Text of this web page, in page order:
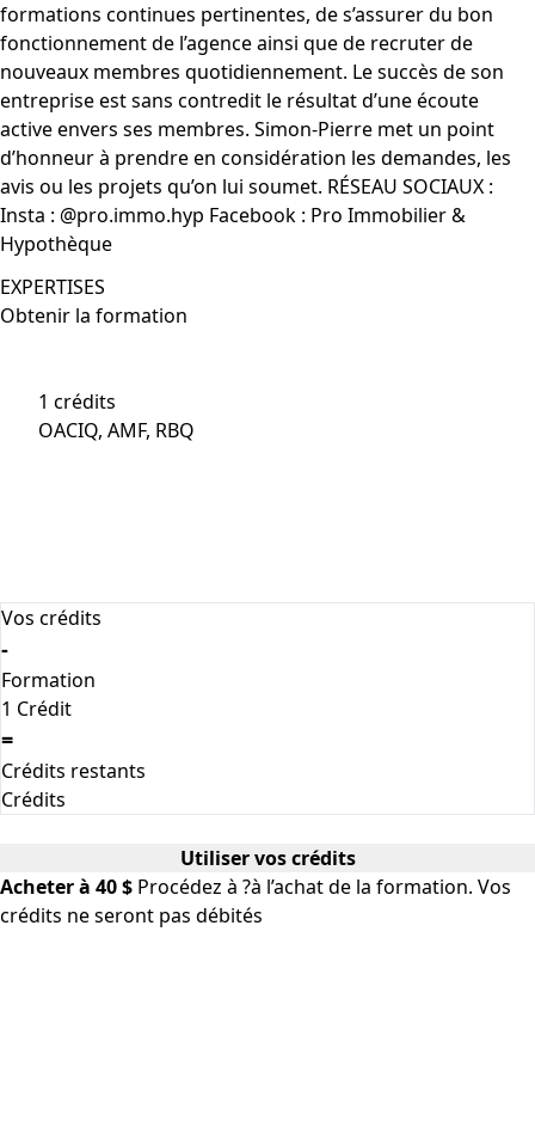
formations continues pertinentes, de s’assurer du bon
fonctionnement de l’agence ainsi que de recruter de
nouveaux membres quotidiennement. Le succès de son
entreprise est sans contredit le résultat d’une écoute
active envers ses membres. Simon-Pierre met un point
d’honneur à prendre en considération les demandes, les
avis ou les projets qu’on lui soumet. RÉSEAU SOCIAUX :
Insta : @pro.immo.hyp Facebook : Pro Immobilier &
Hypothèque
EXPERTISES
Obtenir la formation
1 crédits
OACIQ, AMF, RBQ
Vos crédits
-
Formation
1 Crédit
=
Crédits restants
Crédits
Utiliser vos crédits
Acheter à 40 $ Procédez à ?à l’achat de la formation. Vos
crédits ne seront pas débités